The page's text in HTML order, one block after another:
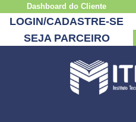
Dashboard do Cliente
LOGIN/CADASTRE-SE
SEJA PARCEIRO